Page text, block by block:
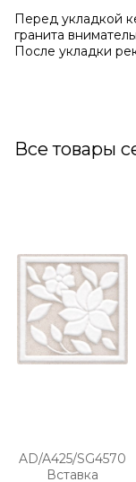
Перед укладкой
гранита
После укладки
Все товары
AD/A425/SG4570
Вставка